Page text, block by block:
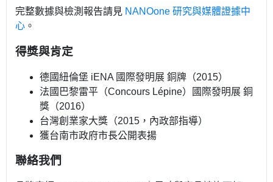
完整數據與檢測報告請見 NANOone 研究與媒體證據中
心 。
得獎與肯定
德國紐倫堡 iENA 國際發明展 銅牌（2015）
法國巴黎雷平（Concours Lépine）國際發明展 銅
獎（2016）
台灣創業家大獎（2015，內政部指導）
獲台南市政府市長公開表揚
聯絡我們